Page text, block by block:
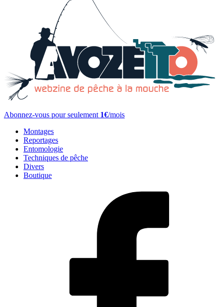
Abonnez-vous pour seulement 1€/mois
Montages
Reportages
Entomologie
Techniques de pêche
Divers
Boutique